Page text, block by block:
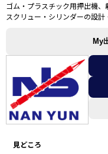
ゴム・プラスチック用押出機
スクリュー・シリンダーの設計
My
見どころ